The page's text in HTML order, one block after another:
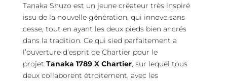
Tanaka Shuzo est un jeune créateur très inspiré
issu de la nouvelle génération, qui innove sans
cesse, tout en ayant les deux pieds bien ancrés
dans la tradition. Ce qui sied parfaitement a
l’ouverture d’esprit de Chartier pour le
projet Tanaka 1789 X Chartier, sur lequel tous
deux collaborent étroitement, avec les